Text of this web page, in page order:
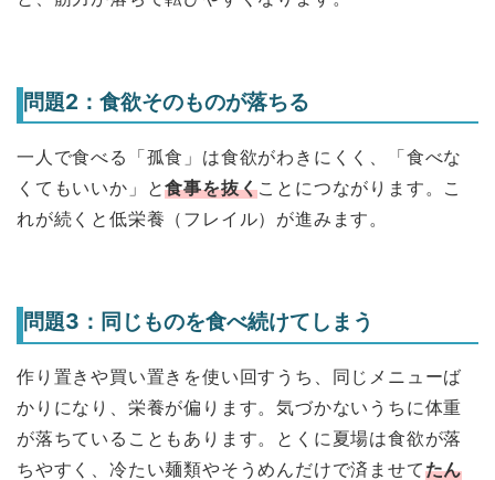
問題2：食欲そのものが落ちる
一人で食べる「孤食」は食欲がわきにくく、「食べな
くてもいいか」と食事を抜くことにつながります。こ
れが続くと低栄養（フレイル）が進みます。
問題3：同じものを食べ続けてしまう
作り置きや買い置きを使い回すうち、同じメニューば
かりになり、栄養が偏ります。気づかないうちに体重
が落ちていることもあります。とくに夏場は食欲が落
ちやすく、冷たい麺類やそうめんだけで済ませてたん